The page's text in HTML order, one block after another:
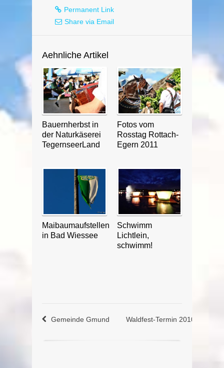
Permanent Link
Share via Email
Aehnliche Artikel
Bauernherbst in
der Naturkäserei
TegernseerLand
Fotos vom
Rosstag Rottach-
Egern 2011
Maibaumaufstellen
in Bad Wiessee
Schwimm
Lichtlein,
schwimm!
Gemeinde Gmund Waldfest-Termin 2010 am